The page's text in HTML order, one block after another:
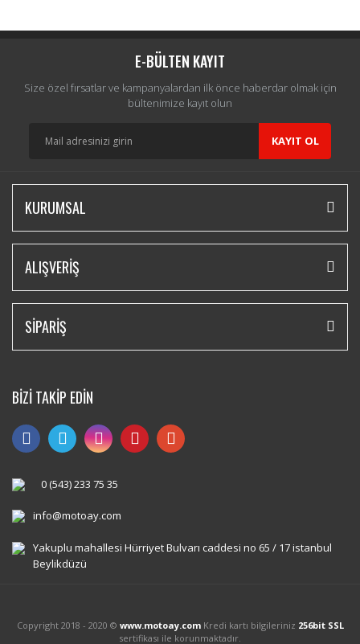
E-BÜLTEN KAYIT
Size özel fırsatlar ve kampanyalardan ilk önce haberdar olmak için
bültenimize kayıt olun
KAYIT OL
KURUMSAL
ALIŞVERİŞ
SİPARİŞ
BİZİ TAKİP EDİN
0 (543) 233 75 35
info@motoay.com
Yakuplu mahallesi Hürriyet Bulvarı caddesi no 65 / 17 istanbul
Beylikdüzü
Copyright 2018 - 2020 © www.motoay.comKredi kartı bilgileriniz 256bit SSL
sertifikası ile korunmaktadır.